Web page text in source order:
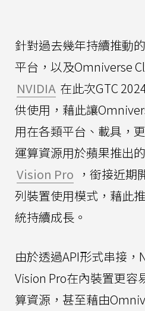
針對過去幾年持續推動
平台，以及Omniverse
NVIDIA 在此次GTC
供使用，藉此讓
用在各類平台、載具，
運算資源用於蘋果推出
Vision Pro ，銜接近期
列裝置使用模式，藉此
統持續成長。
由於透過API形式串接，
Vision Pro在內裝置更容
算資源，甚至藉由